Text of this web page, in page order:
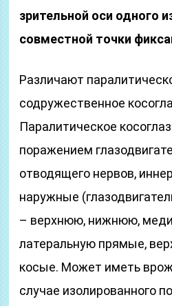
зрительной оси одного
совместной точки
Различают
содружественное
Паралитическое
поражением
отводящего нервов,
наружные
– верхнюю, нижнюю,
латеральную прямые,
косые. Может иметь
случае изолированного